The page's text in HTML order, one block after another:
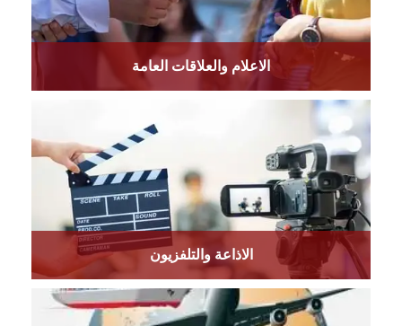
الاعلام والعلاقات العامة
الاذاعة والتلفزيون